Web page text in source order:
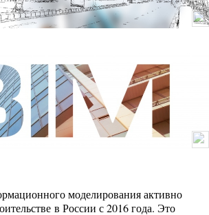
моделирования активно
в России с 2016 года. Это